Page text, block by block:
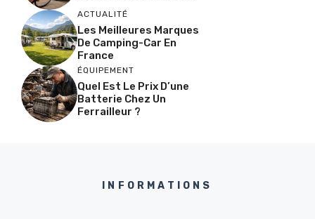
ACTUALITÉ
Les Meilleures Marques
De Camping-Car En
France
ÉQUIPEMENT
Quel Est Le Prix D’une
Batterie Chez Un
Ferrailleur ?
INFORMATIONS